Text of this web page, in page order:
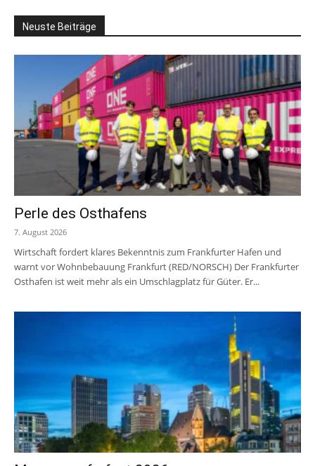
Neuste Beiträge
Perle des Osthafens
7. August 2026
Wirtschaft fordert klares Bekenntnis zum Frankfurter Hafen und
warnt vor Wohnbebauung Frankfurt (RED/NORSCH) Der Frankfurter
Osthafen ist weit mehr als ein Umschlagplatz für Güter. Er...